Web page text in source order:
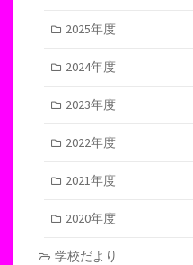
2025年度
2024年度
2023年度
2022年度
2021年度
2020年度
学校だより